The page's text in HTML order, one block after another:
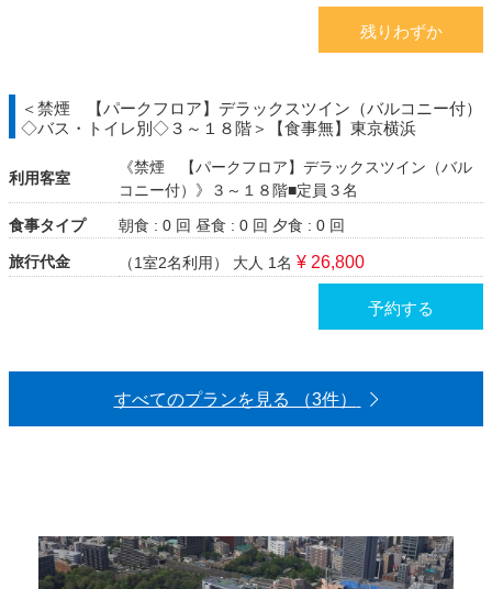
残りわずか
＜禁煙 【パークフロア】デラックスツイン（バルコニー付）
◇バス・トイレ別◇３～１８階＞【食事無】東京横浜
利用客室
《禁煙 【パークフロア】デラックスツイン（バル
コニー付）》３～１８階■定員３名
食事タイプ
朝食 : 0 回 昼食 : 0 回 夕食 : 0 回
旅行代金 （1室2名利用） 大人 1名 ¥ 26,800
予約する
すべてのプランを見る （3件）